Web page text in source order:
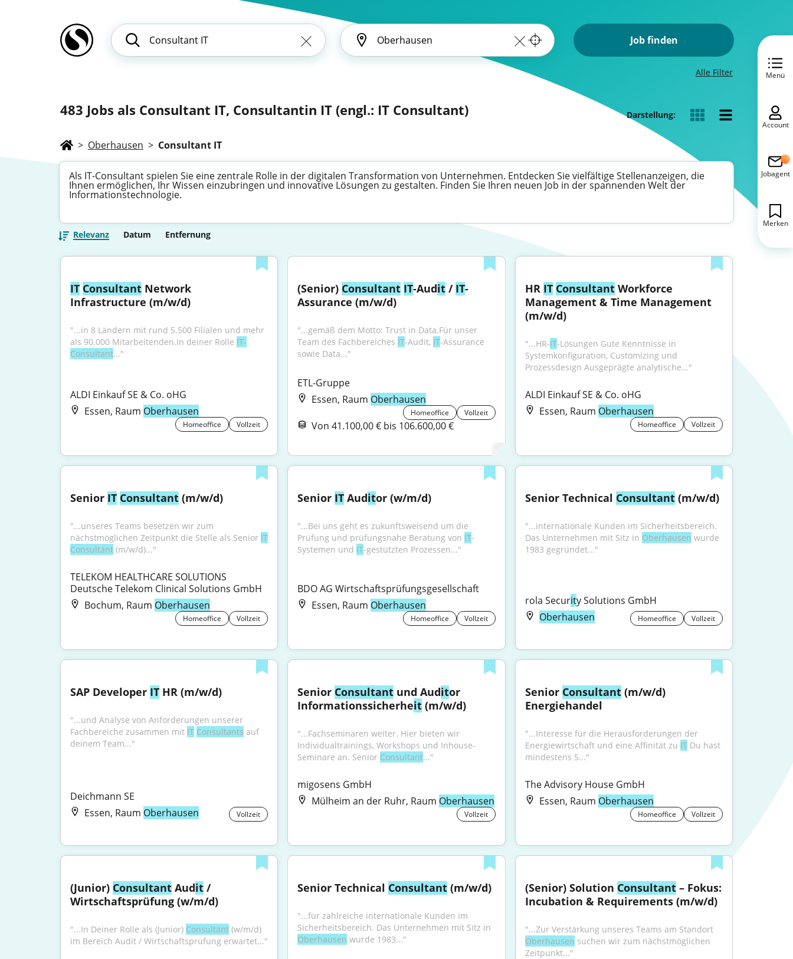
Job finden
Alle Filter
483 Jobs als Consultant IT, Consultantin IT (engl.: IT Consultant) Darstellung:
> Oberhausen > Consultant IT
Als IT-Consultant spielen Sie eine zentrale Rolle in der digitalen Transformation von Unternehmen. Entdecken Sie vielfältige Stellenanzeigen, die
Ihnen ermöglichen, Ihr Wissen einzubringen und innovative Lösungen zu gestalten. Finden Sie Ihren neuen Job in der spannenden Welt der
Informationstechnologie.
Relevanz Datum Entfernung
IT Consultant Network
Infrastructure (m/w/d)
"...in 8 Ländern mit rund 5.500 Filialen und mehr
als 90.000 Mitarbeitenden.In deiner Rolle IT-
Consultant..."
ALDI Einkauf SE & Co. oHG
Essen, Raum Oberhausen
Homeoffice Vollzeit
(Senior) Consultant IT-Audit / IT-
Assurance (m/w/d)
"...gemäß dem Motto: Trust in Data.Für unser
Team des Fachbereiches IT‑Audit, IT‑Assurance
sowie Data..."
ETL-Gruppe
Essen, Raum Oberhausen
Homeoffice Vollzeit
Von 41.100,00 € bis 106.600,00 €
HR IT Consultant Workforce
Management & Time Management
(m/w/d)
"...HR-IT-Lösungen Gute Kenntnisse in
Systemkonfiguration, Customizing und
Prozessdesign Ausgeprägte analytische..."
ALDI Einkauf SE & Co. oHG
Essen, Raum Oberhausen
Homeoffice Vollzeit
Senior IT Consultant (m/w/d)
"...unseres Teams besetzen wir zum
nächstmöglichen Zeitpunkt die Stelle als Senior IT
Consultant (m/w/d)..."
TELEKOM HEALTHCARE SOLUTIONS
Deutsche Telekom Clinical Solutions GmbH
Bochum, Raum Oberhausen
Homeoffice Vollzeit
Senior IT Auditor (w/m/d)
"...Bei uns geht es zukunftsweisend um die
Prüfung und prüfungsnahe Beratung von IT-
Systemen und IT-gestützten Prozessen..."
BDO AG Wirtschaftsprüfungsgesellschaft
Essen, Raum Oberhausen
Homeoffice Vollzeit
Senior Technical Consultant (m/w/d)
"...internationale Kunden im Sicherheitsbereich.
Das Unternehmen mit Sitz in Oberhausen wurde
1983 gegründet..."
rola Security Solutions GmbH
Oberhausen
Homeoffice Vollzeit
SAP Developer IT HR (m/w/d)
"...und Analyse von Anforderungen unserer
Fachbereiche zusammen mit IT Consultants auf
deinem Team..."
Deichmann SE
Essen, Raum Oberhausen Vollzeit
Senior Consultant und Auditor
Informationssicherheit (m/w/d)
"...Fachseminaren weiter. Hier bieten wir
Individualtrainings, Workshops und Inhouse-
Seminare an. Senior Consultant..."
migosens GmbH
Mülheim an der Ruhr, Raum Oberhausen
Vollzeit
Senior Consultant (m/w/d)
Energiehandel
"...Interesse für die Herausforderungen der
Energiewirtschaft und eine Affinität zu IT Du hast
mindestens 5..."
The Advisory House GmbH
Essen, Raum Oberhausen
Homeoffice Vollzeit
(Junior) Consultant Audit /
Wirtschaftsprüfung (w/m/d)
"...In Deiner Rolle als (Junior) Consultant (w/m/d)
im Bereich Audit / Wirtschaftsprüfung erwartet..."
Senior Technical Consultant (m/w/d)
"...für zahlreiche internationale Kunden im
Oberhausen wurde 1983..."
(Senior) Solution Consultant – Fokus:
Incubation & Requirements (m/w/d)
"...Zur Verstärkung unseres Teams am Standort
Oberhausen suchen wir zum nächstmöglichen
Zeitpunkt..."
Menü
Account
Jobagent
Merken